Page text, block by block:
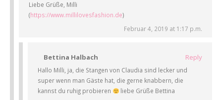
Liebe Grüße, Milli
(https://www.millilovesfashion.de)
Februar 4, 2019 at 1:17 p.m.
Bettina Halbach Reply
Hallo Milli, ja, die Stangen von Claudia sind lecker und
super wenn man Gäste hat, die gerne knabbern, die
kannst du ruhig probieren
liebe Grüße Bettina